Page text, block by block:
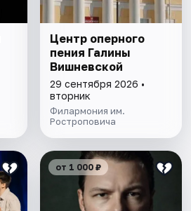
Центр оперного
пения Галины
Вишневской
29 сентября 2026 •
вторник
Филармония им.
Ростроповича
от 1 000 ₽